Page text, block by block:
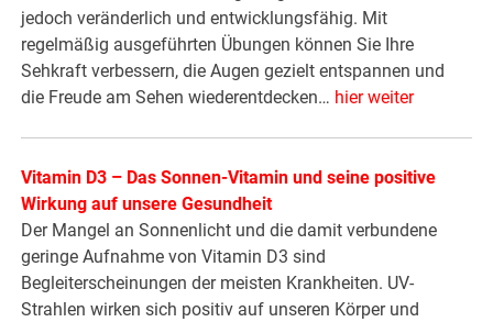
jedoch veränderlich und entwicklungsfähig. Mit
regelmäßig ausgeführten Übungen können Sie Ihre
Sehkraft verbessern, die Augen gezielt entspannen und
die Freude am Sehen wiederentdecken… hier weiter
Vitamin D3 – Das Sonnen-Vitamin und seine positive
Wirkung auf unsere Gesundheit
Der Mangel an Sonnenlicht und die damit verbundene
geringe Aufnahme von Vitamin D3 sind
Begleiterscheinungen der meisten Krankheiten. UV-
Strahlen wirken sich positiv auf unseren Körper und